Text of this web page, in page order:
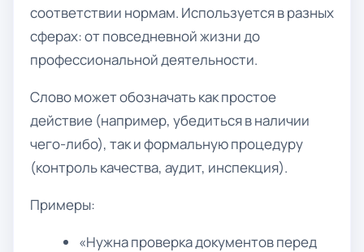
соответствии нормам. Используется в разных
сферах: от повседневной жизни до
профессиональной деятельности.
Слово может обозначать как простое
действие (например, убедиться в наличии
чего-либо), так и формальную процедуру
(контроль качества, аудит, инспекция).
Примеры:
«Нужна проверка документов перед